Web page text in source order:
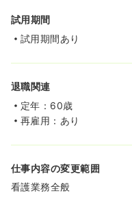
試用期間
試用期間あり
退職関連
定年：60歳
再雇用：あり
仕事内容の変更範囲
看護業務全般